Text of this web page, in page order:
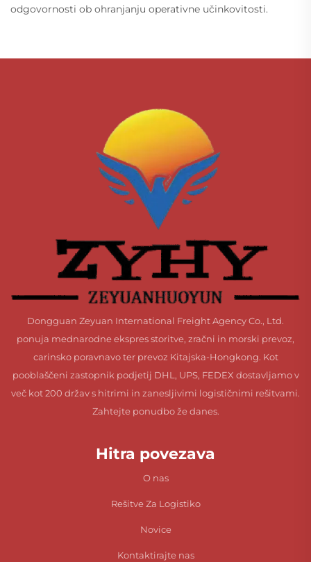
odgovornosti ob ohranjanju operativne učinkovitosti.
Dongguan Zeyuan International Freight Agency Co., Ltd.
ponuja mednarodne ekspres storitve, zračni in morski prevoz,
carinsko poravnavo ter prevoz Kitajska-Hongkong. Kot
pooblaščeni zastopnik podjetij DHL, UPS, FEDEX dostavljamo v
več kot 200 držav s hitrimi in zanesljivimi logističnimi rešitvami.
Zahtejte ponudbo že danes.
Hitra povezava
O nas
Rešitve Za Logistiko
Novice
Kontaktirajte nas